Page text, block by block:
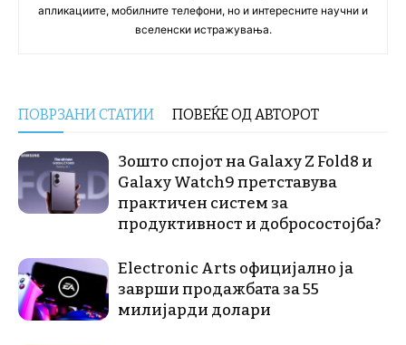
апликациите, мобилните телефони, но и интересните научни и
вселенски истражувања.
ПОВРЗАНИ СТАТИИ ПОВЕЌЕ ОД АВТОРОТ
Зошто спојот на Galaxy Z Fold8 и
Galaxy Watch9 претставува
практичен систем за
продуктивност и добросостојба?
Electronic Arts официјално ја
заврши продажбата за 55
милијарди долари